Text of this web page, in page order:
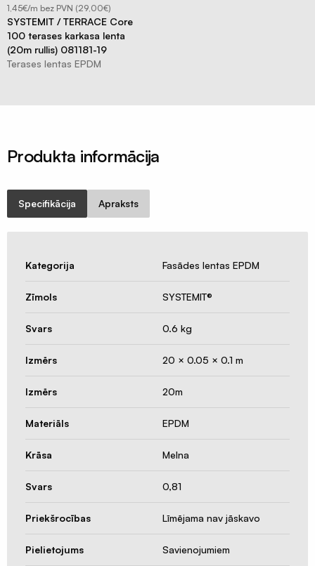
€37.50.
€35.09.
1,45€/m bez PVN (29,00€)
SYSTEMIT / TERRACE Core
100 terases karkasa lenta
(20m rullis) 081181-19
Terases lentas EPDM
Produkta informācija
Specifikācija Apraksts
Kategorija Fasādes lentas EPDM
Zīmols SYSTEMIT®
Svars 0.6 kg
Izmērs 20 × 0.05 × 0.1 m
Izmērs 20m
Materiāls EPDM
Krāsa Melna
Svars 0,81
Priekšrocības Līmējama nav jāskavo
Pielietojums Savienojumiem
restes
Nosūce
un
pieplūdes
Rekuperatori
rekuperācija
Decentralizēta
Kondicionieri
siltumsūkņi
materiāli